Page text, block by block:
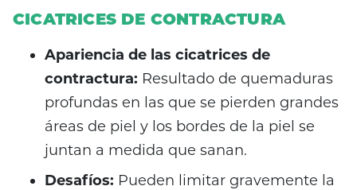
CICATRICES DE CONTRACTURA
Apariencia de las cicatrices de
contractura: Resultado de quemaduras
profundas en las que se pierden grandes
áreas de piel y los bordes de la piel se
juntan a medida que sanan.
Desafíos: Pueden limitar gravemente la